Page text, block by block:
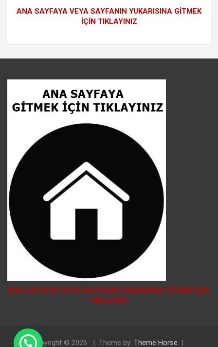
ANA SAYFAYA VEYA SAYFANIN YUKARISINA GİTMEK
İÇİN TIKLAYINIZ
ANA SAYFAYA VEYA SAYFANIN YUKARISINA GİTMEK İÇİN
TIKLAYINIZ
Copyright © 2026 Theme by: Theme Horse
Doğal Tosya Balı Sipariş İçin Tıklayınız